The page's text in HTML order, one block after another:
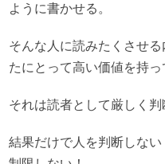
ように書かせる。
そんな人に読みたくさせ
たにとって高い価値を持っ
それは読者として厳しく判
結果だけで人を判断しな